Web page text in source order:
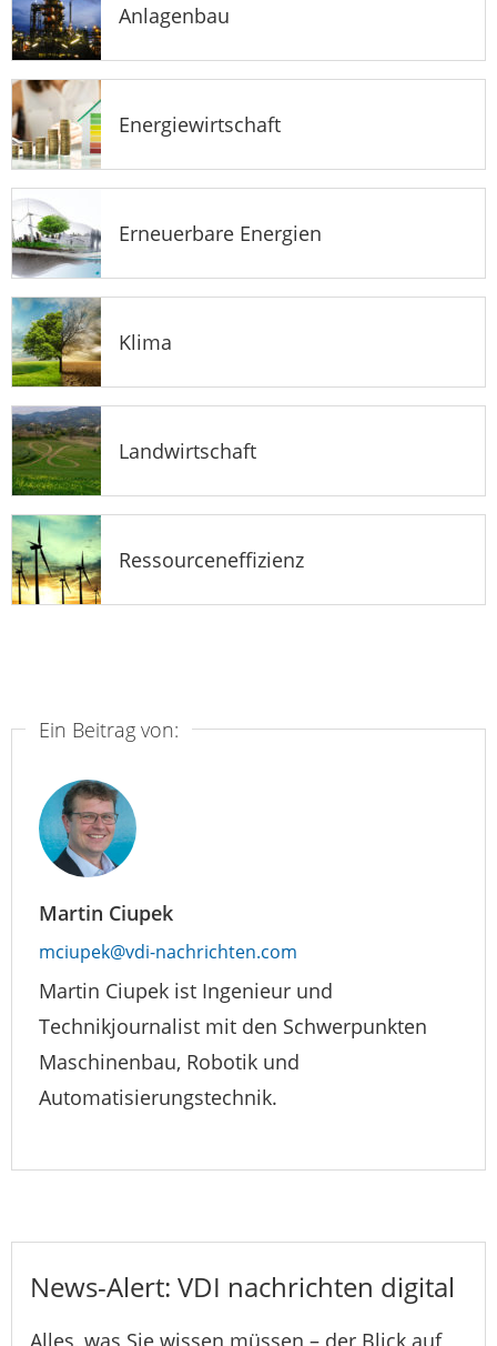
Anlagenbau
Energiewirtschaft
Erneuerbare Energien
Klima
Landwirtschaft
Ressourceneffizienz
Ein Beitrag von:
Martin Ciupek
mciupek@vdi-nachrichten.com
Martin Ciupek ist Ingenieur und
Technikjournalist mit den Schwerpunkten
Maschinenbau, Robotik und
Automatisierungstechnik.
News-Alert: VDI nachrichten digital